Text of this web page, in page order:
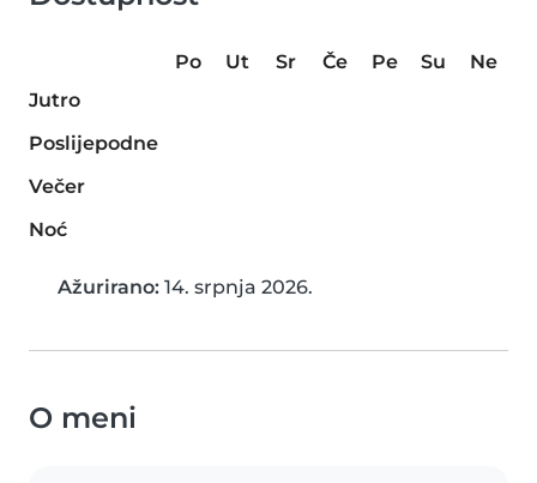
Po Ut Sr Če Pe Su
Ne
Jutro
Poslijepodne
Večer
Noć
Ažurirano: 14. srpnja 2026.
O meni